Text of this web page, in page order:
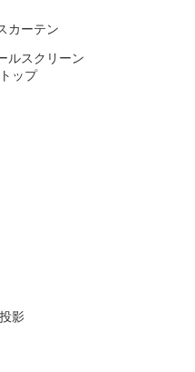
カーテン
ルスクリーン
ップ
影